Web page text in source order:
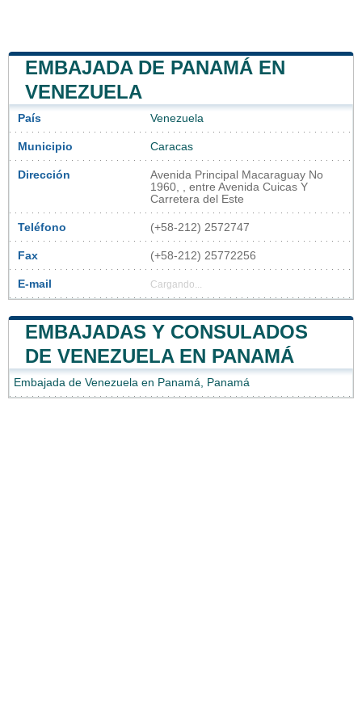
EMBAJADA DE PANAMÁ EN
VENEZUELA
País Venezuela
Municipio Caracas
Dirección
Avenida Principal Macaraguay No
1960, , entre Avenida Cuicas Y
Carretera del Este
Teléfono (+58-212) 2572747
Fax (+58-212) 25772256
E-mail Cargando...
EMBAJADAS Y CONSULADOS
DE VENEZUELA EN PANAMÁ
Embajada de Venezuela en Panamá, Panamá